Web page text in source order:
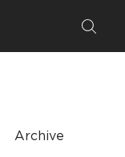
Archive